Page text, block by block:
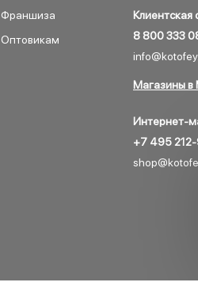
Франшиза
Оптовикам
Клиентская
8 800 333
Магазины в
Интернет-
+7 495